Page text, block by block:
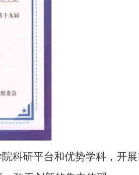
科研平台和优势学科，开